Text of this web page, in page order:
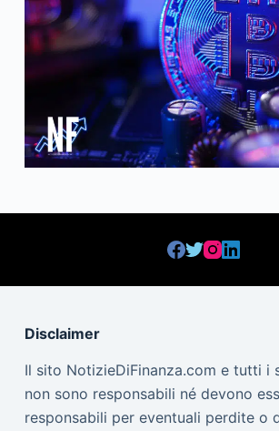
Disclaimer
Il sito NotizieDiFinanza.com e tutti i
non sono responsabili né devono
responsabili per eventuali perdite o